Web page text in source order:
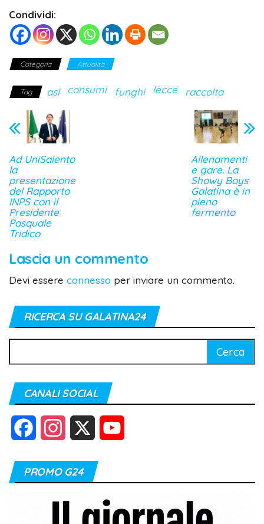
Condividi:
Categoria Attualità
Tag asl consumi funghi lecce raccolta
Ad UniSalento
la
presentazione
del Rapporto
INPS con il
Presidente
Pasquale
Tridico
Allenamenti
e gare. La
Showy Boys
Galatina è in
pieno
fermento
Lascia un commento
Devi essere connesso per inviare un commento.
RICERCA SU GALATINA24
per:
CANALI SOCIAL
c s
t
PROMO G24